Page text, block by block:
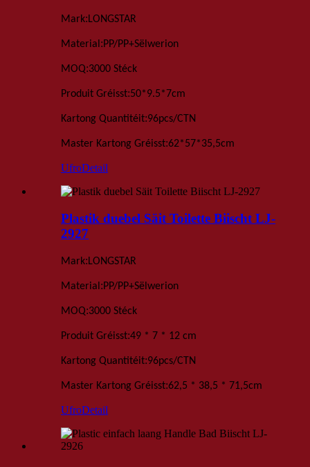
Mark:LONGSTAR
Material:PP/PP+Sëlwerion
MOQ:3000 Stéck
Produit Gréisst:50*9.5*7cm
Kartong Quantitéit:96pcs/CTN
Master Kartong Gréisst:62*57*35,5cm
UfroDetail
Plastik duebel Säit Toilette Biischt LJ-
2927
Mark:LONGSTAR
Material :PP/PP+Sëlwerion
MOQ:3000 Stéck
Produit Gréisst:49 * 7 * 12 cm
Kartong Quantitéit:96pcs/CTN
Master Kartong Gréisst:62,5 * 38,5 * 71,5cm
UfroDetail